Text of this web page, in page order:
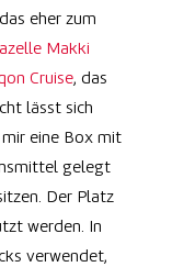
eher zum
Makki
Cruise, das
lässt sich
eine Box mit
gelegt
Der Platz
werden. In
verwendet,